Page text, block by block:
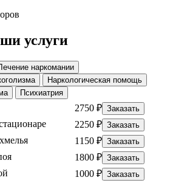
услуги
наркомании
Наркологическая помощь
Психиатрия
2750 ₽ Заказать
2250 ₽ Заказать
1150 ₽ Заказать
1800 ₽ Заказать
1000 ₽ Заказать